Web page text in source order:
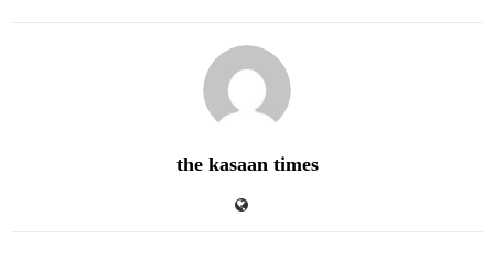
the kasaan times